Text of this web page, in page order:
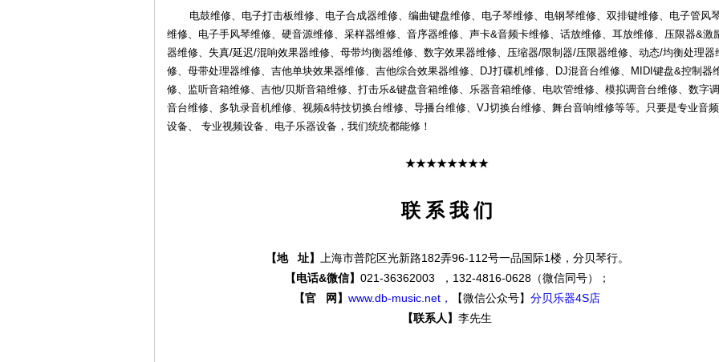
电鼓维修、电子打击板维修、电子合成器维修、编曲键盘维修、电子琴维修、电钢琴维修、双排键维修、电子管风
维修、电子手风琴维修、硬音源维修、采样器维修、音序器维修、声卡&音频卡维修、话放维修、耳放维修、压限器&激
器维修、失真/延迟/混响效果器维修、母带均衡器维修、数字效果器维修、压缩器/限制器/压限器维修、动态/均衡处理器
修、母带处理器维修、吉他单块效果器维修、吉他综合效果器维修、DJ打碟机维修、DJ混音台维修、MIDI键盘&控制器
修、监听音箱维修、吉他/贝斯音箱维修、打击乐&键盘音箱维修、乐器音箱维修、电吹管维修、模拟调音台维修、数字调
音台维修、多轨录音机维修、视频&特技切换台维修、导播台维修、VJ切换台维修、舞台音响维修等等。只要是专业音频
设备、 专业视频设备、电子乐器设备，我们统统都能修！
★★★★★★★★
联 系 我 们
【地 址】
上海市普陀区光新路182弄96-112号一品国际1楼，分贝琴行。
【电话&微信】 021-36362003 ，132-4816-0628（微信同号）；
【官 网】 www.db-music.net， 【微信公众号】 分贝乐器4S店
【联系人】 李先生